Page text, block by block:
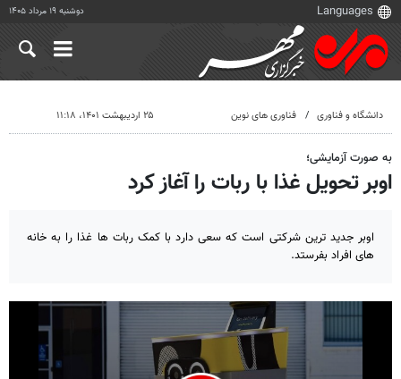
دوشنبه ۱۹ مرداد ۱۴۰۵
دانشگاه و فناوری فناوری های نوین ۲۵ اردیبهشت ۱۴۰۱، ۱۱:۱۸
به صورت آزمایشی؛
اوبر تحویل غذا با ربات را آغاز کرد
اوبر جدید ترین شرکتی است که سعی دارد با کمک ربات ها غذا را به خانه
های افراد بفرستد.